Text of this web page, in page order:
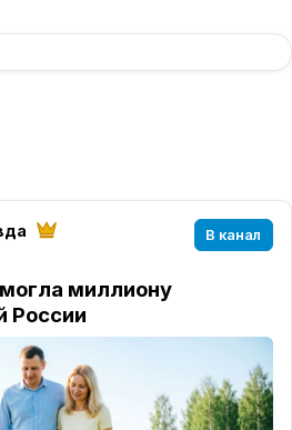
В канал
миллиону
России